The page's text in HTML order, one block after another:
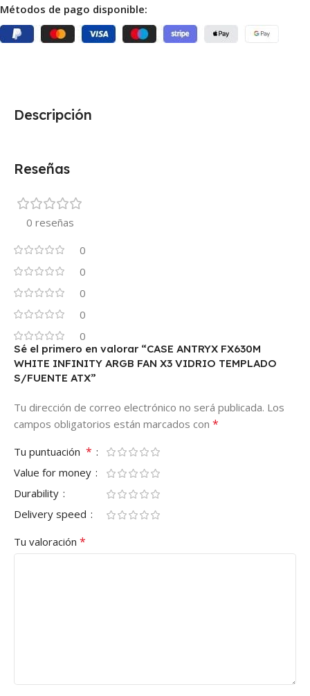
Métodos de pago disponible:
Descripción
Reseñas
0 reseñas
0
0
0
0
0
Sé el primero en valorar “CASE ANTRYX FX630M
WHITE INFINITY ARGB FAN X3 VIDRIO TEMPLADO
S/FUENTE ATX”
Tu dirección de correo electrónico no será publicada. Los
campos obligatorios están marcados con *
Tu puntuación *
Value for money
Durability
Delivery speed
Tu valoración *